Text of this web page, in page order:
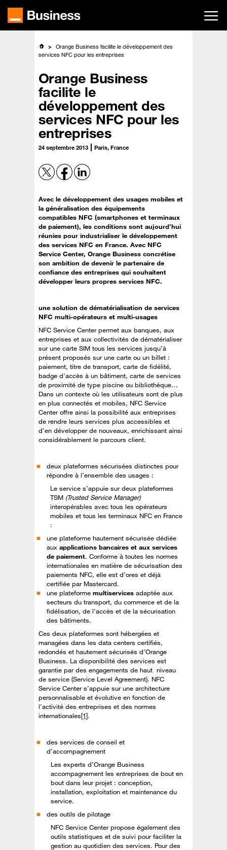
contenu
Orange Business facilite le développement des
services NFC pour les entreprises
Orange Business
facilite le
développement des
services NFC pour les
entreprises
24 septembre 2013 Paris, France
Avec le développement des usages mobiles et
la généralisation des équipements
compatibles NFC (smartphones et terminaux
de paiement), les conditions sont aujourd’hui
réunies pour industrialiser le développement
des services NFC en France. Avec NFC
Service Center, Orange Business concrétise
son ambition de devenir le partenaire de
confiance des entreprises qui souhaitent
développer leurs propres services NFC.
une solution de dématérialisation de services
NFC multi-opérateurs et multi-usages
NFC Service Center permet aux banques, aux
entreprises et aux collectivités de dématérialiser
sur une carte SIM tous les services jusqu’à
présent proposés sur une carte ou un billet :
paiement, titre de transport, carte de fidélité,
badge d’accès à un bâtiment, carte de services
de proximité de type piscine ou bibliothèque…
Dans un contexte où les utilisateurs sont de plus
en plus connectés et mobiles, NFC Service
Center offre ainsi la possibilité aux entreprises
de rendre leurs services plus accessibles et
d’en développer de nouveaux, enrichissant ainsi
considérablement le parcours client.
deux plateformes sécurisées distinctes pour
répondre à l’ensemble des usages :
Le service s’appuie sur deux plateformes
TSM (Trusted Service Manager)
interopérables avec tous les opérateurs
mobiles et tous les terminaux NFC en France
:
une plateforme hautement sécurisée dédiée
aux applications bancaires et aux services
de paiement. Conforme à toutes les normes
internationales en matière de sécurisation des
paiements NFC, elle est d’ores et déjà
certifiée par Mastercard.
une plateforme multiservices adaptée aux
secteurs du transport, du commerce et de la
fidélisation, de l’accès et de la sécurisation
des bâtiments.
Ces deux plateformes sont hébergées et
managées dans les data centers certifiés,
redondés et hautement sécurisés d’Orange
Business. La disponibilité des services est
garantie par des engagements de haut niveau
de service (Service Level Agreement). NFC
Service Center s’appuie sur une architecture
personnalisable et évolutive en fonction de
l’activité des entreprises et des normes
internationales[1].
des services de conseil et
d’accompagnement
Les experts d’Orange Business
accompagnement les entreprises de bout en
bout dans leur projet : conception,
installation, exploitation et maintenance du
service.
des outils de pilotage
NFC Service Center propose également des
outils statistiques et de suivi pour faciliter la
gestion au quotidien des services. Pour des